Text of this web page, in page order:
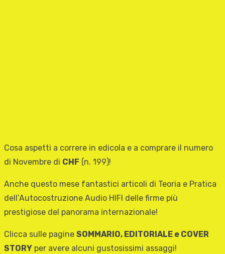
Cosa aspetti a correre in edicola e a comprare il numero
di Novembre di CHF (n. 199)!
Anche questo mese fantastici articoli di Teoria e Pratica
dell’Autocostruzione Audio HIFI delle firme più
prestigiose del panorama internazionale!
Clicca sulle pagine SOMMARIO, EDITORIALE e COVER
STORY per avere alcuni gustosissimi assaggi!